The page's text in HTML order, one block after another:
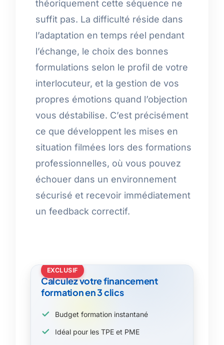
théoriquement cette séquence ne
suffit pas. La difficulté réside dans
l’adaptation en temps réel pendant
l’échange, le choix des bonnes
formulations selon le profil de votre
interlocuteur, et la gestion de vos
propres émotions quand l’objection
vous déstabilise. C’est précisément
ce que développent les mises en
situation filmées lors des formations
professionnelles, où vous pouvez
échouer dans un environnement
sécurisé et recevoir immédiatement
un feedback correctif.
EXCLUSIF
Calculez votre financement
formation en 3 clics
Budget formation instantané
Idéal pour les TPE et PME